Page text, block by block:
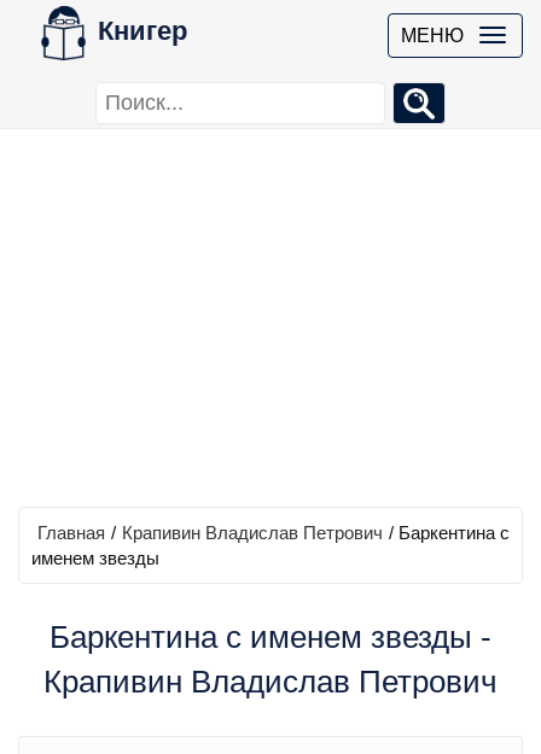
Книгер МЕНЮ
Главная / Крапивин Владислав Петрович / Баркентина с
именем звезды
Баркентина с именем звезды -
Крапивин Владислав Петрович